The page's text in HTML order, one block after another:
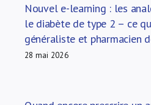
Nouvel e-learning : les
le diabète de type 2 – ce
généraliste et pharmacien
28 mai 2026